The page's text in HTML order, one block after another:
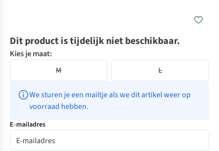
Dit product is tijdelijk niet beschikbaar.
Kies je maat:
M
L
We sturen je een mailtje als we dit artikel weer op
voorraad hebben.
E-mailadres